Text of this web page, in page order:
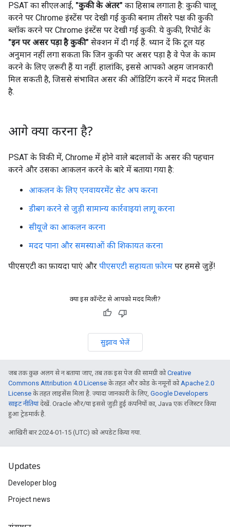
PSAT का सीएलआई, "कुकी के अंतर" का हिसाब लगाता है: कुकी चालू
करने पर Chrome इंस्टेंस पर देखी गई कुकी बनाम तीसरे पक्ष की कुकी
ब्लॉक करने पर Chrome इंस्टेंस पर देखी गई कुकी. ये कुकी, रिपोर्ट के
"इन पर असर पड़ा है कुकी" सेक्शन में दी गई हैं. ध्यान दें कि टूल यह
अनुमान नहीं लगा सकता कि जिन कुकी पर असर पड़ा है वे पेज के काम
करने के लिए ज़रूरी हैं या नहीं. हालांकि, इससे आपको अहम जानकारी
मिल सकती है, जिससे संभावित असर की ऑडिटिंग करने में मदद मिलती
है.
आगे क्या करना है?
PSAT के विकी में, Chrome में होने वाले बदलावों के असर की पहचान
करने और उसका आकलन करने के बारे में बताया गया है:
आकलन के लिए एनवायरमेंट सेट अप करना
डीबग करने से जुड़ी सामान्य कार्रवाइयां लागू करना
सीयूजे का आकलन करना
मदद पाना और समस्याओं की शिकायत करना
पीएसएटी का फ़ायदा पाएं और पीएसएटी सहायता फ़ोरम पर हमसे जुड़ें!
क्या इस कॉन्टेंट से आपको मदद मिली?
सुझाव भेजें
जब तक कुछ अलग से न बताया जाए, तब तक इस पेज की सामग्री कोCreative
Commons Attribution 4.0 License के तहत और कोड के नमूनों कोApache 2.0
License के तहत लाइसेंस मिला है. ज़्यादा जानकारी के लिए, Google Developers
साइट नीतियांदेखें. Oracle और/या इससे जुड़ी हुई कंपनियों का, Java एक रजिस्टर किया
हुआ ट्रेडमार्क है.
आखिरी बार 2024-01-15 (UTC) को अपडेट किया गया.
Updates
Developer blog
Project news